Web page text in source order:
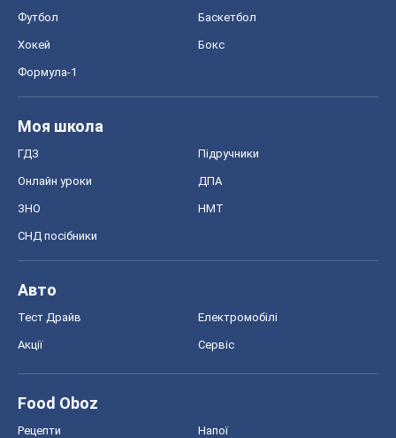
Футбол Баскетбол
Хокей Бокс
Формула-1
Моя школа
ГДЗ Підручники
Онлайн уроки ДПА
ЗНО НМТ
СНД посібники
Авто
Тест Драйв Електромобілі
Акції Сервіс
Food Oboz
Рецепти Напої